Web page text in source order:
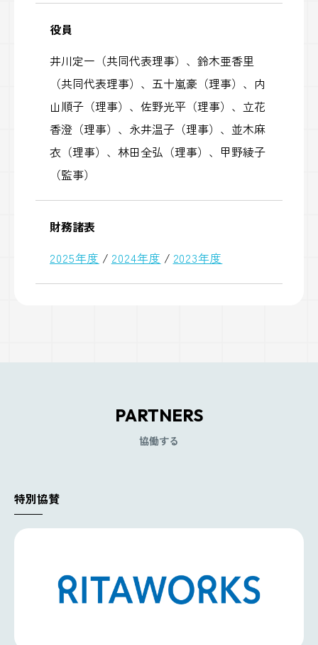
役員
井川定一（共同代表理事）、鈴木亜香里
（共同代表理事）、五十嵐豪（理事）、内
山順子（理事）、佐野光平（理事）、立花
香澄（理事）、永井温子（理事）、並木麻
衣（理事）、林田全弘（理事）、甲野綾子
（監事）
財務諸表
2025年度 / 2024年度 / 2023年度
PARTNERS
協働する
特別協賛